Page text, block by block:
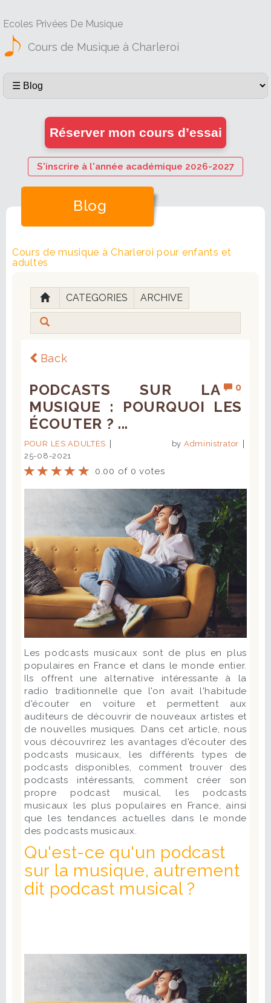
Ecoles Privées De Musique
Cours de Musique à Charleroi
Réserver mon cours d’essai
S'inscrire à l'année académique 2026-2027
Blog
Cours de musique à Charleroi pour enfants et
adultes
CATEGORIES ARCHIVE
Back
0
PODCASTS SUR LA
MUSIQUE : POURQUOI LES
ÉCOUTER ? ...
POUR LES ADULTES by Administrator
25-08-2021
0.00 of 0 votes
Les podcasts musicaux sont de plus en plus
populaires en France et dans le monde entier.
Ils offrent une alternative intéressante à la
radio traditionnelle que l'on avait l'habitude
d'écouter en voiture et permettent aux
auditeurs de découvrir de nouveaux artistes et
de nouvelles musiques. Dans cet article, nous
vous découvrirez les avantages d'écouter des
podcasts musicaux, les différents types de
podcasts disponibles, comment trouver des
podcasts intéressants, comment créer son
propre podcast musical, les podcasts
musicaux les plus populaires en France, ainsi
que les tendances actuelles dans le monde
des podcasts musicaux.
Qu'est-ce qu'un podcast
sur la musique, autrement
dit podcast musical ?